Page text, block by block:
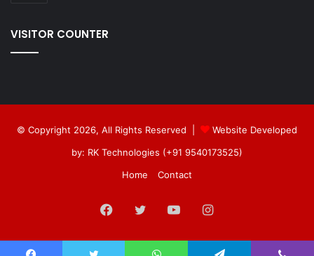
VISITOR COUNTER
© Copyright 2026, All Rights Reserved |
Website Developed
by: RK Technologies (+91 9540173525)
Home
Contact
Facebook
Twitter YouTubeInstagram